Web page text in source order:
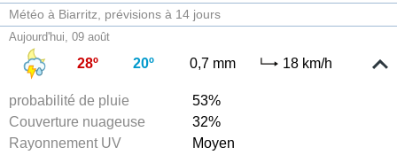
Météo à Biarritz prévisions à 14 jours
Aujourd'hui, 09 août
28º 20º 0,7 mm 18 km/h
probabilité de pluie
53%
Couverture nuageuse
32%
Rayonnement UV
Moyen